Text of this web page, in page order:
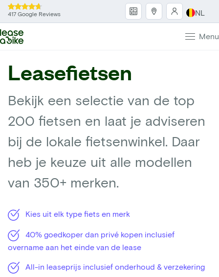
417 Google Reviews NL
Menu
Leasefietsen
Bekijk een selectie van de top
200 fietsen en laat je adviseren
bij de lokale fietsenwinkel. Daar
heb je keuze uit alle modellen
van 350+ merken.
Kies uit elk type fiets en merk
40% goedkoper dan privé kopen inclusief
overname aan het einde van de lease
All-in leaseprijs inclusief onderhoud & verzekering